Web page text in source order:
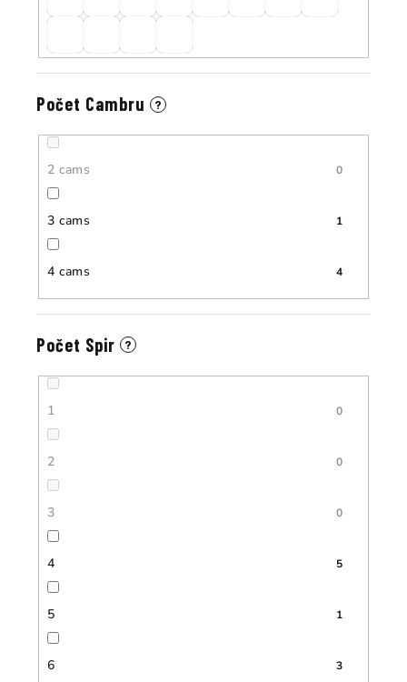
Počet Cambru ?
2 cams 0
3 cams 1
4 cams 4
Počet Spir ?
1 0
2 0
3 0
4 5
5 1
6 3